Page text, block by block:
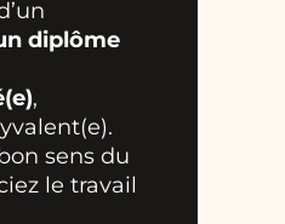
diplôme
,
sens du
le travail